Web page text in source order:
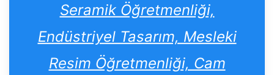
Seramik Öğretmenliği,
Endüstriyel Tasarım, Mesleki
Resim Öğretmenliği, Cam